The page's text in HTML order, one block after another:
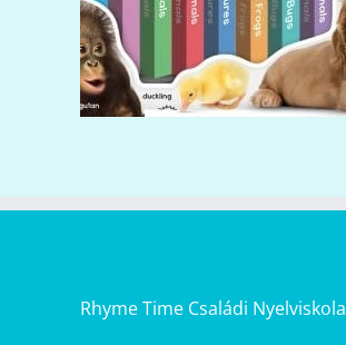
Rhyme Time Családi Nyelviskola